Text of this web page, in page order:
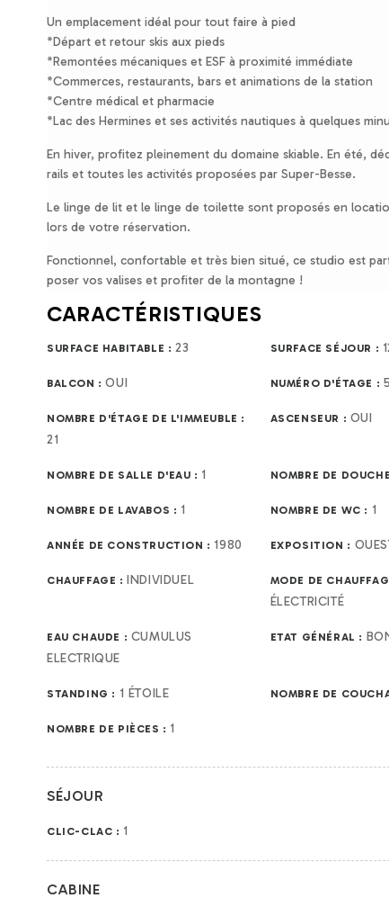
Un emplacement idéal pour tout faire à pied
*Départ et retour skis aux pieds
*Remontées mécaniques et ESF à proximité immédiate
*Commerces, restaurants, bars et animations de la station
*Centre médical et pharmacie
*Lac des Hermines et ses activités nautiques à quelques
En hiver, profitez pleinement du domaine skiable. En été,
rails et toutes les activités proposées par Super-Besse.
Le linge de lit et le linge de toilette sont proposés en
lors de votre réservation.
Fonctionnel, confortable et très bien situé, ce studio est
poser vos valises et profiter de la montagne !
CARACTÉRISTIQUES
SURFACE HABITABLE : 23 SURFACE SÉJOUR :
BALCON :OUI NUMÉRO D'ÉTAGE : 5
NOMBRE D'ÉTAGE DE L'IMMEUBLE :
21
ASCENSEUR : OUI
NOMBRE DE SALLE D'EAU : 1 NOMBRE DE
NOMBRE DE LAVABOS : 1 NOMBRE DE WC : 1
ANNÉE DE CONSTRUCTION : 1980 EXPOSITION :
CHAUFFAGE : INDIVIDUEL MODE DE
ÉLECTRICITÉ
EAU CHAUDE : CUMULUS
ELECTRIQUE
ETAT GÉNÉRAL :
STANDING : 1 ÉTOILE NOMBRE DE
NOMBRE DE PIÈCES : 1
SÉJOUR
CLIC-CLAC : 1
CABINE